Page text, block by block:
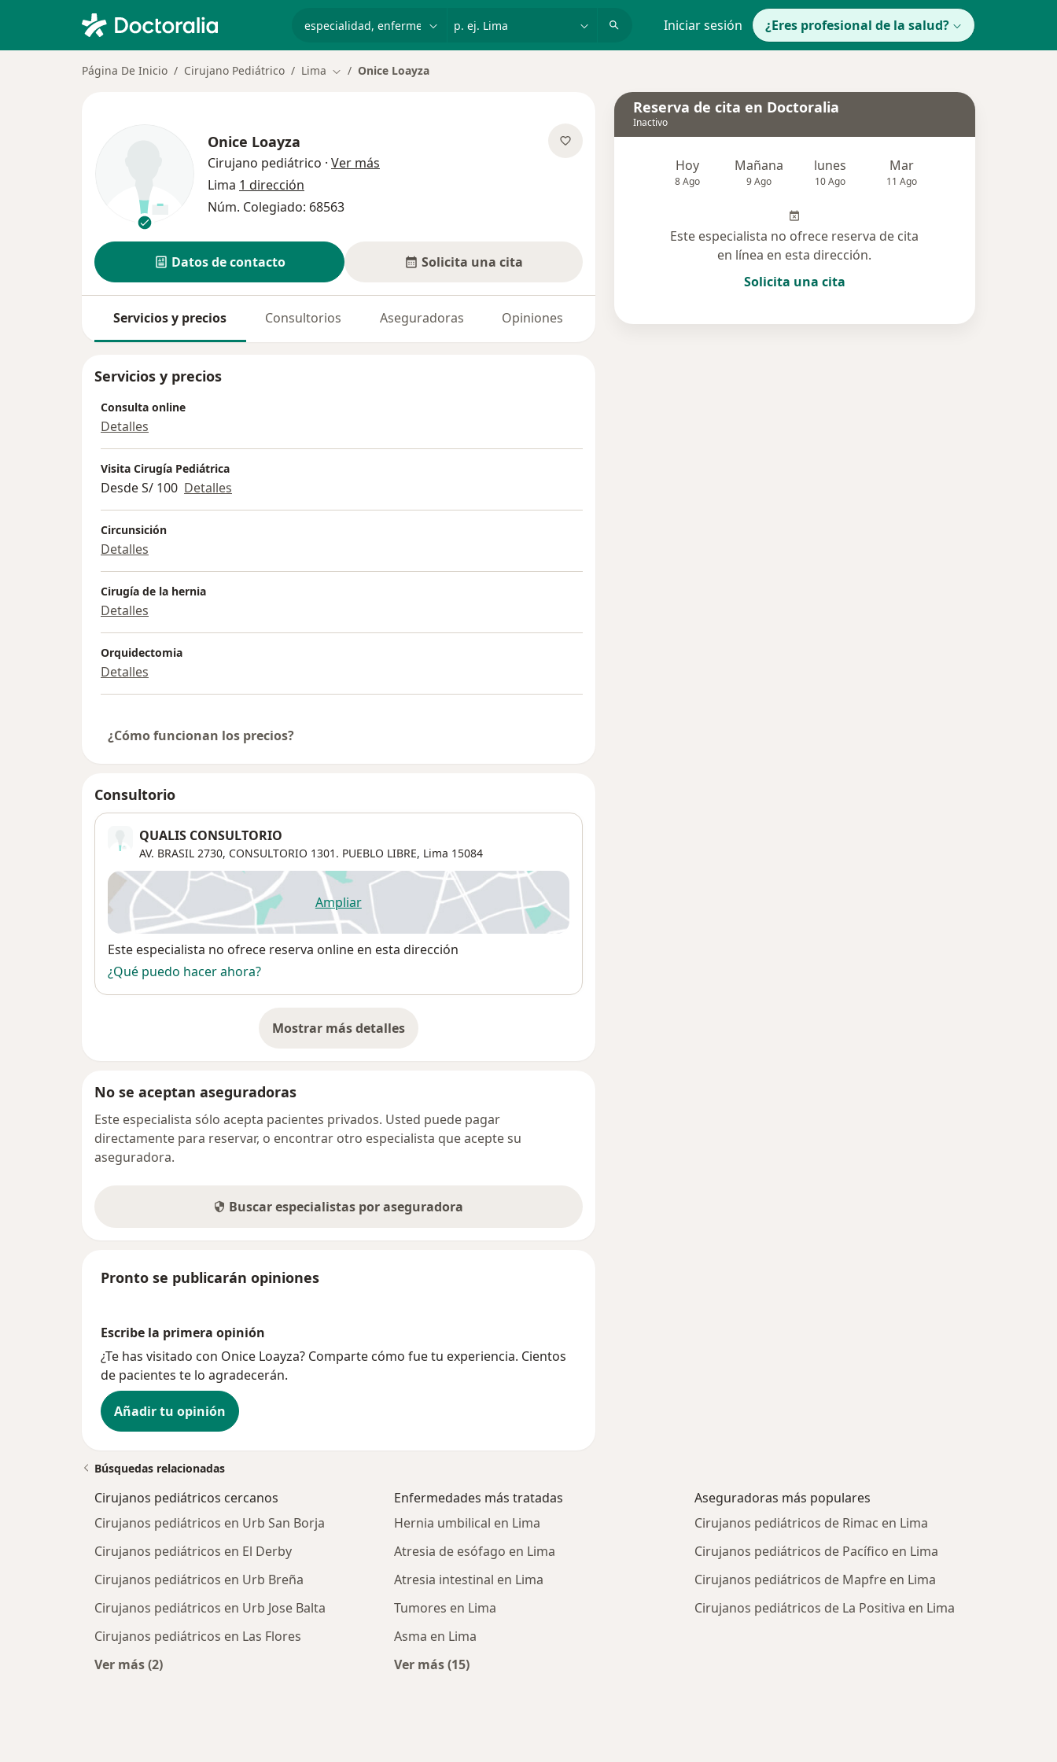
Iniciar sesión ¿Eres profesional de la salud?
Página De Inicio Cirujano Pediátrico Lima Cambiar de ciudad
Onice Loayza
Onice Loayza
Cirujano pediátrico · Ver más
Lima 1 dirección
Núm. Colegiado: 68563
Datos de contacto Solicita una cita
Servicios y precios Consultorios Aseguradoras Opiniones
Servicios y precios
Consulta online
Detalles
Visita Cirugía Pediátrica
Desde S/ 100 Detalles
Circunsición
Detalles
Cirugía de la hernia
Detalles
Orquidectomia
Detalles
¿Cómo funcionan los precios?
Consultorio
QUALIS CONSULTORIO
AV. BRASIL 2730, CONSULTORIO 1301. PUEBLO LIBRE, Lima 15084
Ampliarse abre en una nueva pestaña
Disponibilidad
Este especialista no ofrece reserva online en esta dirección
¿Qué puedo hacer ahora?
Mostrar más detalles
sobre la dirección
No se aceptan aseguradoras
Este especialista sólo acepta pacientes privados. Usted puede pagar
directamente para reservar, o encontrar otro especialista que acepte su
aseguradora.
Buscar especialistas por aseguradora
Pronto se publicarán opiniones
Escribe la primera opinión
¿Te has visitado con Onice Loayza? Comparte cómo fue tu experiencia. Cientos
de pacientes te lo agradecerán.
Añadir tu opinión
Reserva de cita en Doctoralia
Inactivo
Hoy
8 Ago
Mañana
9 Ago
lunes
10 Ago
Mar
11 Ago
Este especialista no ofrece reserva de cita
en línea en esta dirección.
Solicita una cita
Búsquedas relacionadas
Cirujanos pediátricos cercanos
Cirujanos pediátricos en Urb San Borja
Cirujanos pediátricos en El Derby
Cirujanos pediátricos en Urb Breña
Cirujanos pediátricos en Urb Jose Balta
Cirujanos pediátricos en Las Flores
Ver más (2)
Enfermedades más tratadas
Hernia umbilical en Lima
Atresia de esófago en Lima
Atresia intestinal en Lima
Tumores en Lima
Asma en Lima
Ver más (15)
Aseguradoras más populares
Cirujanos pediátricos de Rimac en Lima
Cirujanos pediátricos de Pacífico en Lima
Cirujanos pediátricos de Mapfre en Lima
Cirujanos pediátricos de La Positiva en Lima